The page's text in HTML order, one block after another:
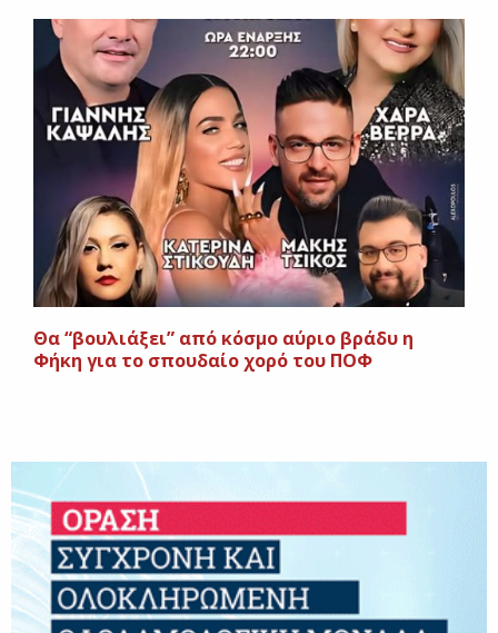
Θα “βουλιάξει” από κόσμο αύριο βράδυ η
Φήκη για το σπουδαίο χορό του ΠΟΦ